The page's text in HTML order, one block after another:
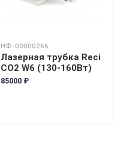
НФ-00000266
Лазерная трубка Reci
CO2 W6 (130-160Вт)
85000 ₽